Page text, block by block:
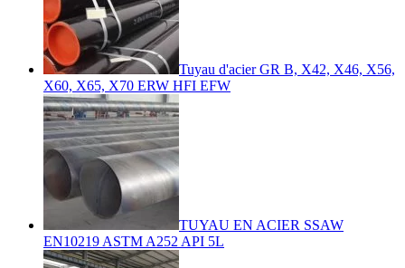
Tuyau d'acier GR B, X42, X46, X56,
X60, X65, X70 ERW HFI EFW
TUYAU EN ACIER SSAW
EN10219 ASTM A252 API 5L